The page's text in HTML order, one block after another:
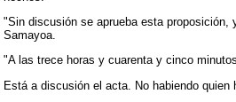
"Sin discusión se aprueba esta proposición,
Samayoa.
"A las trece horas y cuarenta y cinco
Está a discusión el acta. No habiendo